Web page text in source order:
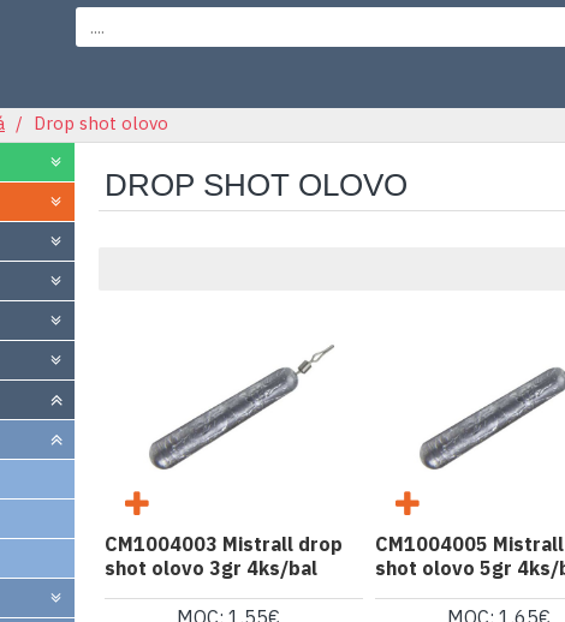
Drop shot olovo
DROP SHOT OLOVO
CM1004003 Mistrall drop
shot olovo 3gr 4ks/bal
CM1004005
shot olovo 5gr 4ks/